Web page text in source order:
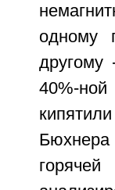
одному
другому
40%-